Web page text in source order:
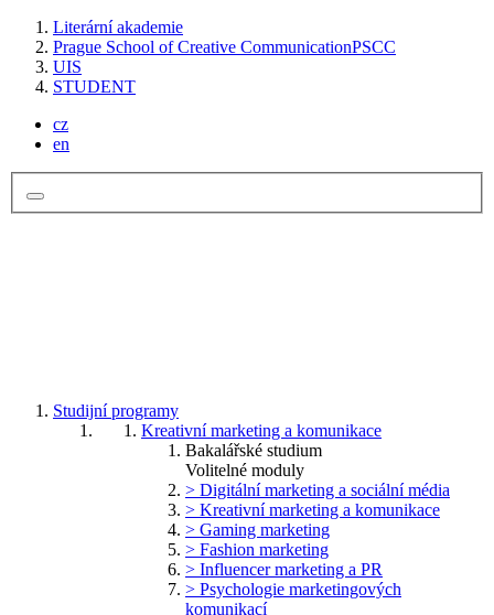
Literární akademie
Prague School of Creative CommunicationPSCC
UIS
STUDENT
cz
en
Studijní programy
Kreativní marketing a komunikace
Bakalářské studium
Volitelné moduly
> Digitální marketing a sociální média
> Kreativní marketing a komunikace
> Gaming marketing
> Fashion marketing
> Influencer marketing a PR
> Psychologie marketingových
komunikací